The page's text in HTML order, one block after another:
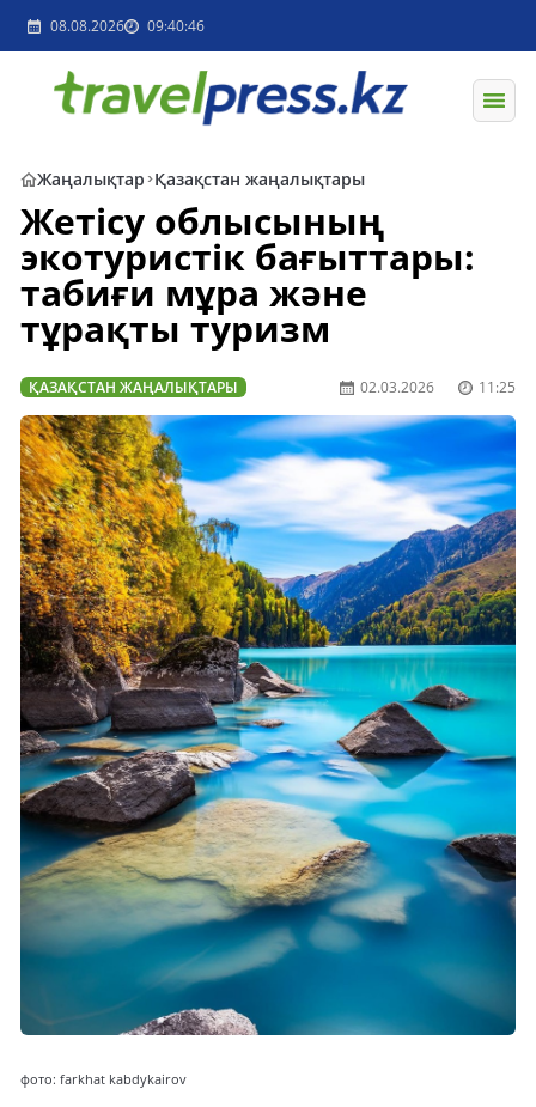
08.08.2026 09:40:46
Жаңалықтар Қазақстан жаңалықтары
Жетісу облысының
экотуристік бағыттары:
табиғи мұра және
тұрақты туризм
ҚАЗАҚСТАН ЖАҢАЛЫҚТАРЫ 02.03.2026 11:25
фото: farkhat kabdykairov